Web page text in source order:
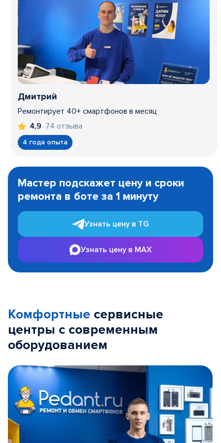
Дмитрий
Ремонтирует 40+ смартфонов в месяц
4,9 74 отзыва
4 года опыта
1
Мастер подскажет цену и сроки
ремонта в боте за 1 минуту
Узнать цену в TG
Узнать цену в MAX
Комфортные сервисные
центры с современным
оборудованием